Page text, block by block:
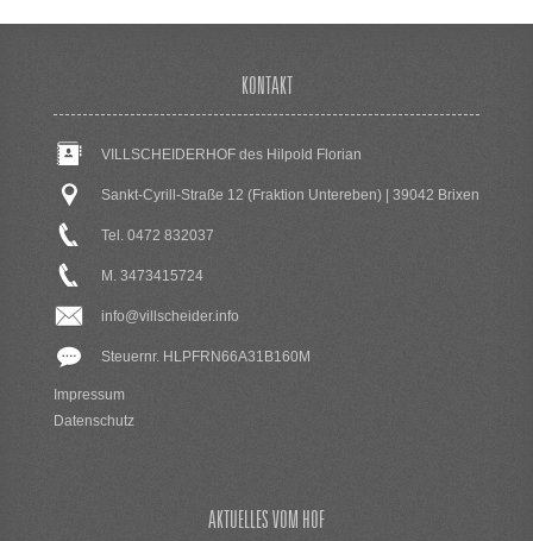
KONTAKT
VILLSCHEIDERHOF des Hilpold Florian
Sankt-Cyrill-Straße 12 (Fraktion Untereben) | 39042 Brixen
Tel. 0472 832037
M. 3473415724
info@villscheider.info
Steuernr. HLPFRN66A31B160M
Impressum
Datenschutz
AKTUELLES VOM HOF